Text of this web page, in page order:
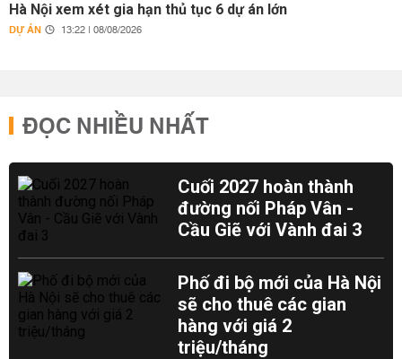
Hà Nội xem xét gia hạn thủ tục 6 dự án lớn
DỰ ÁN 13:22 | 08/08/2026
ĐỌC NHIỀU NHẤT
Cuối 2027 hoàn thành
đường nối Pháp Vân -
Cầu Giẽ với Vành đai 3
Phố đi bộ mới của Hà Nội
sẽ cho thuê các gian
hàng với giá 2
triệu/tháng